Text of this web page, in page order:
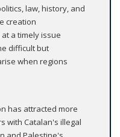
law, history, and
creation
a timely issue
difficult but
when regions
has attracted more
with Catalan's illegal